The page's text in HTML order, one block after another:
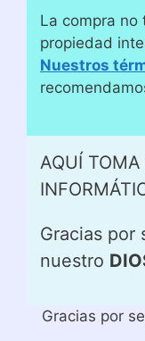
La compra no
propiedad
Nuestros
AQUÍ
Gracias por
nuestro
Gracias por